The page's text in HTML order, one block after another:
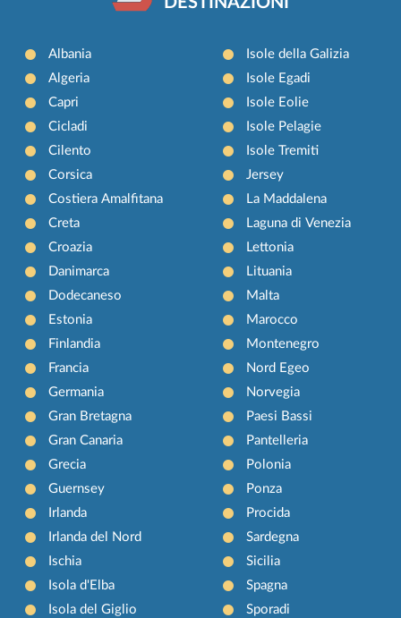
Albania
Algeria
Capri
Cicladi
Cilento
Corsica
Costiera Amalfitana
Creta
Croazia
Danimarca
Dodecaneso
Estonia
Finlandia
Francia
Germania
Gran Bretagna
Gran Canaria
Grecia
Guernsey
Irlanda
Irlanda del Nord
Ischia
Isola d'Elba
Isola del Giglio
Isole della Galizia
Isole Egadi
Isole Eolie
Isole Pelagie
Isole Tremiti
Jersey
La Maddalena
Laguna di Venezia
Lettonia
Lituania
Malta
Marocco
Montenegro
Nord Egeo
Norvegia
Paesi Bassi
Pantelleria
Polonia
Ponza
Procida
Sardegna
Sicilia
Spagna
Sporadi